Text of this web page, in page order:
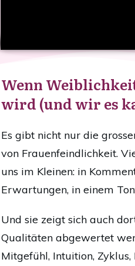
Wenn
wird (und wir es
Es gibt nicht nur die
von Frauenfeindlichkeit.
uns im Kleinen: in
Erwartungen, in einem
Und sie zeigt sich auch
Qualitäten abgewertet
Mitgefühl, Intuition,